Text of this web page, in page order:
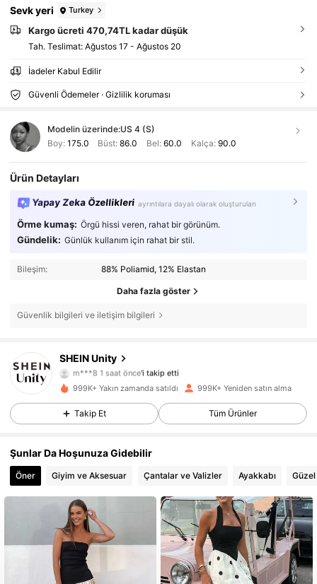
Sevk yeri Turkey
Kargo ücreti 470,74TL kadar düşük
Tah. Teslimat: Ağustos 17 - Ağustos 20
İadeler Kabul Edilir
Güvenli Ödemeler · Gizlilik koruması
Modelin üzerinde:US 4 (S)
Boy: 175.0 Büst:86.0 Bel: 60.0 Kalça: 90.0
Ürün Detayları
Yapay Zeka Özellikleri ayrıntılara dayalı olarak oluşturulan
Örme kumaş: Örgü hissi veren, rahat bir görünüm.
Gündelik: Günlük kullanım için rahat bir stil.
Bileşim: 88% Poliamid, 12% Elastan
Daha fazla göster
Güvenlik bilgileri ve iletişim bilgileri
SHEIN Unity
m***8 1 saat önce
g***1göz atıyor
4,81
544K Takipçiler
4,81 544K Takipçiler
4,81 544K Takipçiler
4,81 544K Takipçiler
999K+ Yakın zamanda satıldı 999K+ Yeniden satın alma
Takip Et Tüm Ürünler
Şunlar Da Hoşunuza Gidebilir
Öner Giyim ve Aksesuar Çantalar ve Valizler Ayakkabı